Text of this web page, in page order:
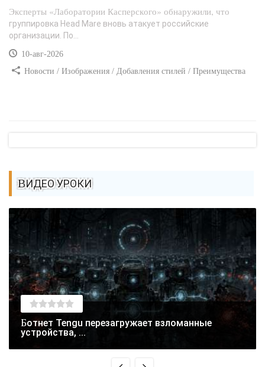
Эксперты «Лаборатории Касперского» обнаружили, что
группировка Head Mare вновь атакует российские
организации. По...
10-авг-2026
Новости / Изображения / Добавления стилей / Преимущества
ВИДЕО УРОКИ
Ботнет Tengu перезагружает взломанные
устройства, ...